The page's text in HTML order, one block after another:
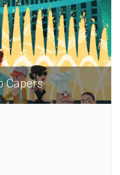
Capers